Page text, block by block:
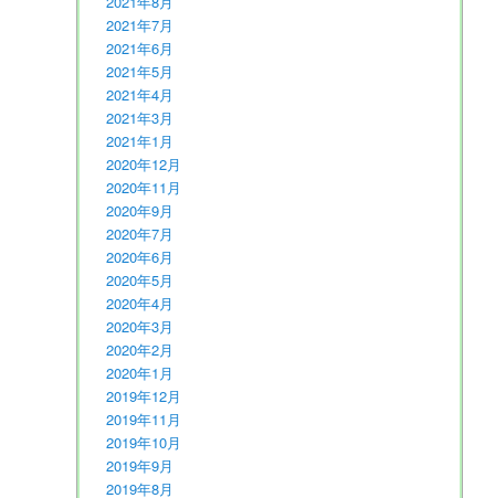
2021年7月
2021年6月
2021年5月
2021年4月
2021年3月
2021年1月
2020年12月
2020年11月
2020年9月
2020年7月
2020年6月
2020年5月
2020年4月
2020年3月
2020年2月
2020年1月
2019年12月
2019年11月
2019年10月
2019年9月
2019年8月